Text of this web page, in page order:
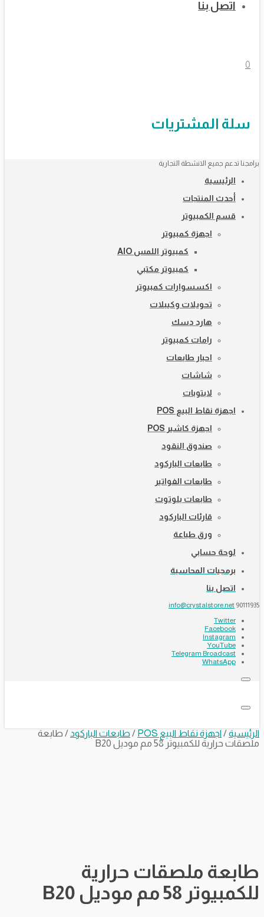
اتصل بنا
0
سلة المشتريات
برامجنا تدعم جميع الانشطة التجارية
الرئيسية
أحدث المنتجات
قسم الكمبيوتر
اجهزة كمبيوتر
كمبيوتر اللمس AIO
كمبيوتر مكتبي
اكسسوارات كمبيوتر
تحويلات وكيبلات
هارد دسك
رامات كمبيوتر
احبار طابعات
شاشات
لابتوبات
اجهزة نقاط البيع POS
اجهزة كاشير POS
صندوق النقود
طابعات الباركود
طابعات الفواتير
طابعات بلوتوث
قارئات الباركود
ورق طباعة
لوحة حسابي
برمجيات المحاسبة
اتصل بنا
90111935
info@crystalstore.net
Twitter
Facebook
Instagram
YouTube
Telegram Broadcast
WhatsApp
الرئيسية/ اجهزة نقاط البيع POS / طابعات الباركود / طابعة
ملصقات حرارية للكمبيوتر 58 مم موديل B20
طابعة ملصقات حرارية
للكمبيوتر 58 مم موديل B20